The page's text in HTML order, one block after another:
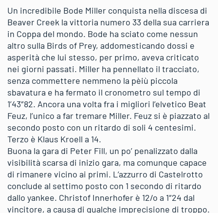
Un incredibile Bode Miller conquista nella discesa di
Beaver Creek la vittoria numero 33 della sua carriera
in Coppa del mondo. Bode ha sciato come nessun
altro sulla Birds of Prey, addomesticando dossi e
asperità che lui stesso, per primo, aveva criticato
nei giorni passati. Miller ha pennellato il tracciato,
senza commettere nemmeno la pèiù piccola
sbavatura e ha fermato il cronometro sul tempo di
1’43″82. Ancora una volta fra i migliori l’elvetico Beat
Feuz, l’unico a far tremare Miller. Feuz si è piazzato al
secondo posto con un ritardo di soli 4 centesimi.
Terzo è Klaus Kroell a 14.
Buona la gara di Peter Fill, un po’ penalizzato dalla
visibilità scarsa di inizio gara, ma comunque capace
di rimanere vicino ai primi. L’azzurro di Castelrotto
conclude al settimo posto con 1 secondo di ritardo
dallo yankee. Christof Innerhofer è 12/o a 1″24 dal
vincitore, a causa di qualche imprecisione di troppo.